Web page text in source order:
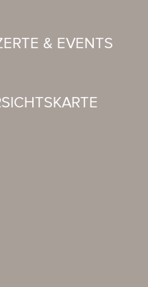
& EVENTS